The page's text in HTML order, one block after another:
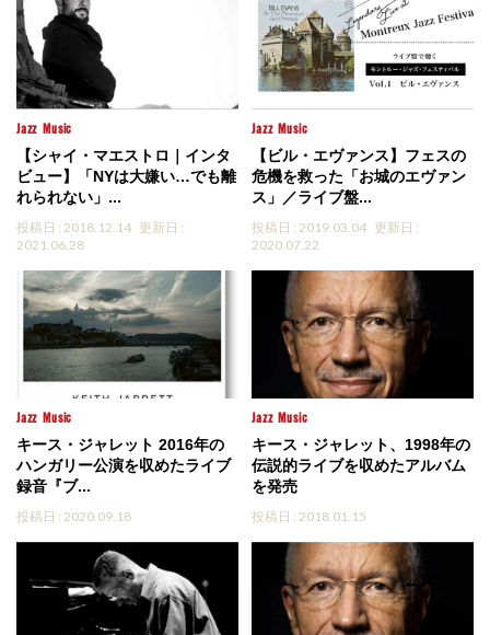
Jazz Music
【シャイ・マエストロ｜インタ
ビュー】「NYは大嫌い…でも離
れられない」...
投稿日 : 2018.12.14 更新日 :
2021.06.28
Jazz Music
【ビル・エヴァンス】フェスの
危機を救った「お城のエヴァン
ス」／ライブ盤...
投稿日 : 2019.03.04 更新日 :
2020.07.22
Jazz Music
キース・ジャレット 2016年の
ハンガリー公演を収めたライブ
録音『ブ...
投稿日 : 2020.09.18
Jazz Music
キース・ジャレット、1998年の
伝説的ライブを収めたアルバム
を発売
投稿日 : 2018.01.15